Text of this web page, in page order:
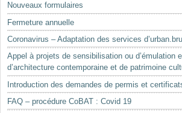
Nouveaux formulaires
Fermeture annuelle
Coronavirus – Adaptation des services
Appel à projets de sensibilisation ou d’émulation
d’architecture contemporaine et de patrimoine
Introduction des demandes de permis et
FAQ – procédure CoBAT : Covid 19